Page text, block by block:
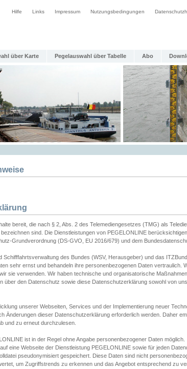
Hilfe Links Impressum Nutzungsbedingungen
über Karte Pegelauswahl über Tabelle Abo
bereit, die nach § 2, Abs. 2 des Telemediengesetzes (TMG) als
sind. Die Dienstleistungen von PEGELONLINE
Grundverordnung (DS-GVO, EU 2016/679) und dem
Schifffahrtsverwaltung des Bundes (WSV, Herausgeber) und das
sehr ernst und behandeln ihre personenbezogenen Daten vertraulich.
sie verwenden. Wir haben technische und organisatorische
über den Datenschutz sowie diese Datenschutzerklärung sowohl von
unserer Webseiten, Services und der Implementierung neuer
Änderungen dieser Datenschutzerklärung erforderlich werden. Daher
und zu erneut durchzulesen.
ist in der Regel ohne Angabe personenbezogener Daten möglich.
eine Webseite der Dienstleistung PEGELONLINE sowie für jeden
pseudonymisiert gespeichert. Diese Daten sind nicht
um Zugriffstrends zu erkennen und das Angebot entsprechend zu